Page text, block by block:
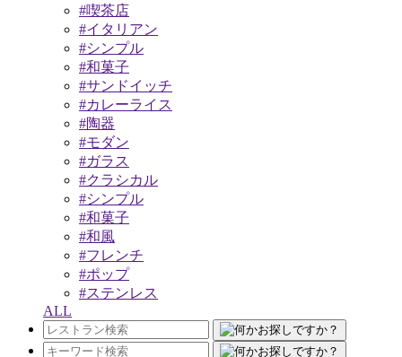
#喫茶店
#イタリアン
#シンプル
#和菓子
#サンドイッチ
#カレーライス
#陶器
#モダン
#ガラス
#クラシカル
#シンプル
#和菓子
#和風
#フレンチ
#ポップ
#ステンレス
ALL